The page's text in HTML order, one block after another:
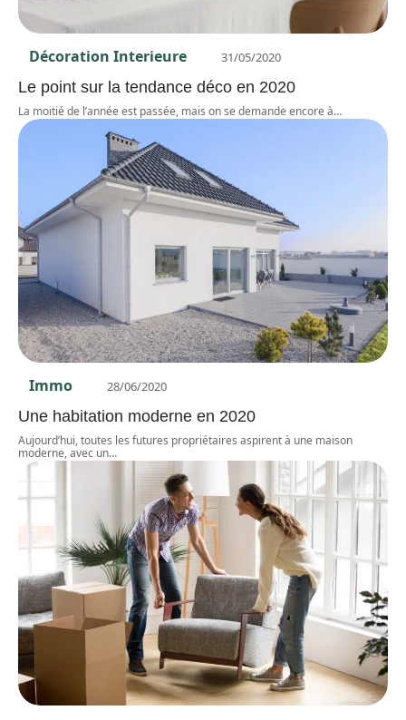
Décoration Interieure 31/05/2020
Le point sur la tendance déco en 2020
La moitié de l’année est passée, mais on se demande encore à…
Immo 28/06/2020
Une habitation moderne en 2020
Aujourd’hui, toutes les futures propriétaires aspirent à une maison
moderne, avec un…